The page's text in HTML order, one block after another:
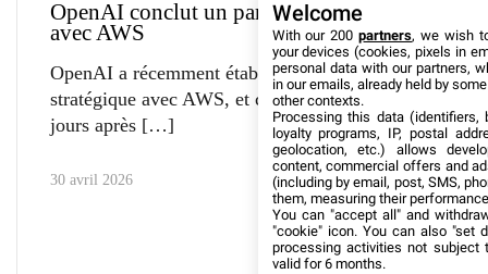
OpenAI conclut un partenariat stratégique
avec AWS
OpenAI a récemment établi un partenariat
stratégique avec AWS, et ce seulement trois
jours après
30 avril 2026
Welcome
With our 200partners, we wish
your devices (cookies, pixels in
personal data with our partners,
in our emails, already held by
other contexts.
Processing this data (identifiers,
loyalty programs, IP, postal
geolocation, etc.) allows
content, commercial offers and
(including by email, post, SMS,
them, measuring their
You can "accept all" and
"cookie" icon. You can also "set
processing activities not subject
valid for 6 months.